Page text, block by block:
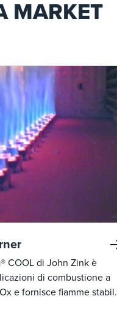
MARKET
COOL di John Zink è
di combustione a
e fornisce fiamme stabili